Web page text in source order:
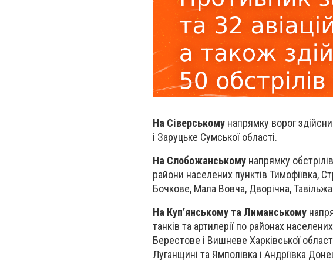
На Сіверському напрямку ворог
і Заруцьке Сумської області.
На Слобожанському напрямку
райони населених пунктів Тимофіївка,
Бочкове, Мала Вовча, Дворічна,
На Куп’янському та Лиманському
танків та артилерії по районах
Берестове і Вишневе Харківської
Луганщині та Ямполівка і Андріївка